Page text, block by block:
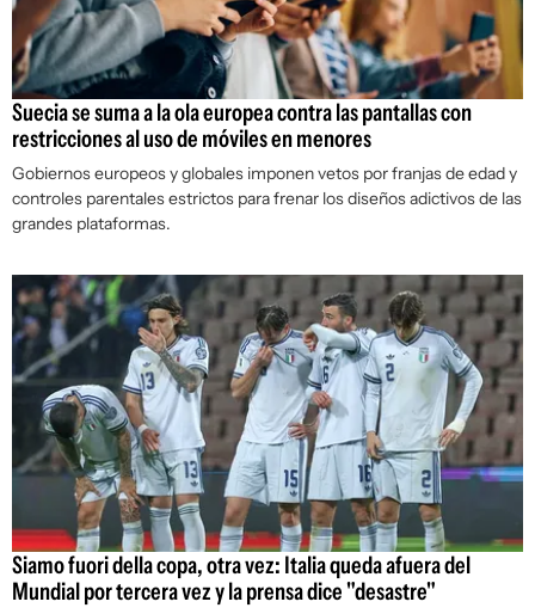
Suecia se suma a la ola europea contra las pantallas con
restricciones al uso de móviles en menores
Gobiernos europeos y globales imponen vetos por franjas de edad y
controles parentales estrictos para frenar los diseños adictivos de las
grandes plataformas.
Siamo fuori della copa, otra vez: Italia queda afuera del
Mundial por tercera vez y la prensa dice "desastre"